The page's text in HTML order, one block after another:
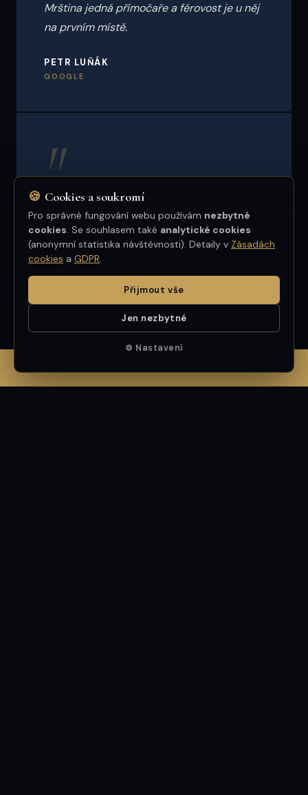
Mrština jedná přímočaře a férovost je u něj
na prvním místě.
PETR LUŇÁK
GOOGLE
"
★★★★★
Profesionální a příjemné jednání — pan
Mrština byl velmi nápomocný i po skončení
transakce. Skvělá komunikace, spolehlivost
a výsledek nad očekávání. Mohu jen
TOMÁŠ BERGER
🍪 Cookies a soukromí
Pro správné fungování webu používám nezbytné
cookies. Se souhlasem také analytické cookies
(anonymní statistika návštěvnosti). Detaily v Zásadách
cookies a GDPR.
Přijmout vše
Jen nezbytné
⚙ Nastavení